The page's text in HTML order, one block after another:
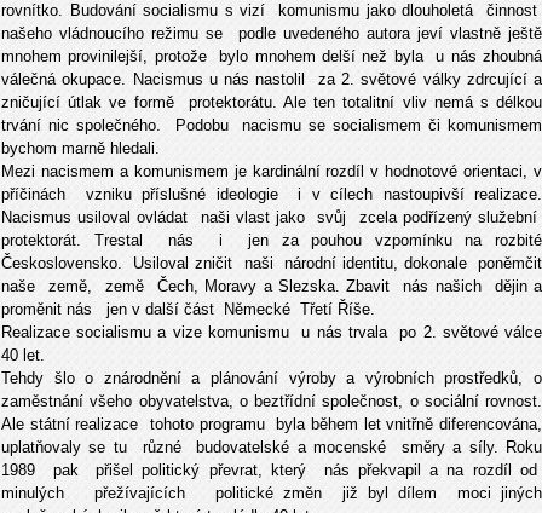
rovnítko. Budování socialismu s vizí komunismu jako dlouholetá činnost
našeho vládnoucího režimu se podle uvedeného autora jeví vlastně ještě
mnohem provinilejší, protože bylo mnohem delší než byla u nás zhoubná
válečná okupace. Nacismus u nás nastolil za 2. světové války zdrcující a
zničující útlak ve formě protektorátu. Ale ten totalitní vliv nemá s délkou
trvání nic společného. Podobu nacismu se socialismem či komunismem
bychom marně hledali.
Mezi nacismem a komunismem je kardinální rozdíl v hodnotové orientaci, v
příčinách vzniku příslušné ideologie i v cílech nastoupivší realizace.
Nacismus usiloval ovládat naši vlast jako svůj zcela podřízený služební
protektorát. Trestal nás i jen za pouhou vzpomínku na rozbité
Československo. Usiloval zničit naši národní identitu, dokonale poněmčit
naše země, země Čech, Moravy a Slezska. Zbavit nás našich dějin a
proměnit nás jen v další část Německé Třetí Říše.
Realizace socialismu a vize komunismu u nás trvala po 2. světové válce
40 let.
Tehdy šlo o znárodnění a plánování výroby a výrobních prostředků, o
zaměstnání všeho obyvatelstva, o beztřídní společnost, o sociální rovnost.
Ale státní realizace tohoto programu byla během let vnitřně diferencována,
uplatňovaly se tu různé budovatelské a mocenské směry a síly. Roku
1989 pak přišel politický převrat, který nás překvapil a na rozdíl od
minulých přežívajících politické změn již byl dílem moci jiných